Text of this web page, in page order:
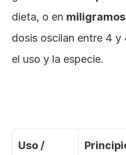
dieta, o en
dosis oscilan entre 4 y
el uso y la especie.
Uso /